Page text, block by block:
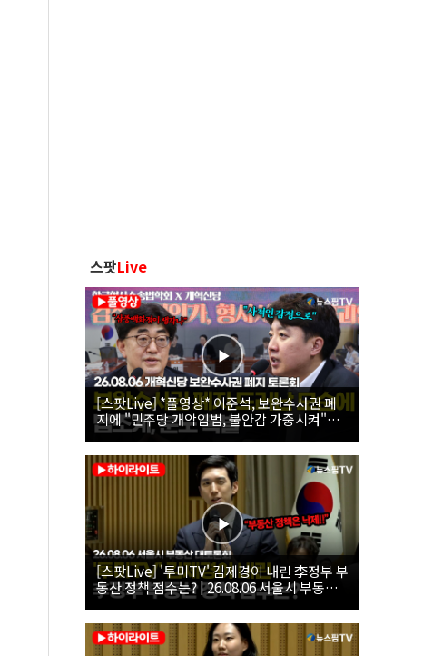
스팟Live
[스팟Live] *풀영상* 이준석, 보완수사권 폐
지에 "민주당 개악입법, 불안감 가중시켜"｜
26.08.06 개혁신당 보완수사권 폐지 토론회
[스팟Live] '투미TV' 김제경이 내린 李정부 부
동산 정책 점수는? | 26.08.06 서울시 부동산
대토론회